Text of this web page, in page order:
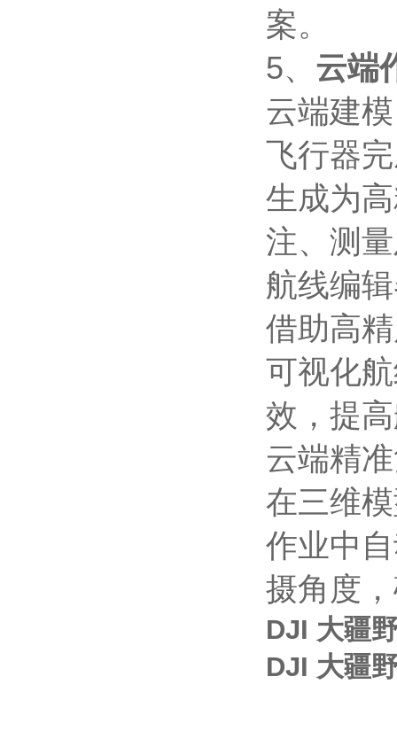
案。
5、 云端
云端建模
飞行器
生成为
注、测
航线编
借助高
可视化
效，提
云端精
在三维
作业中
摄角度
DJI 大疆
DJI 大疆